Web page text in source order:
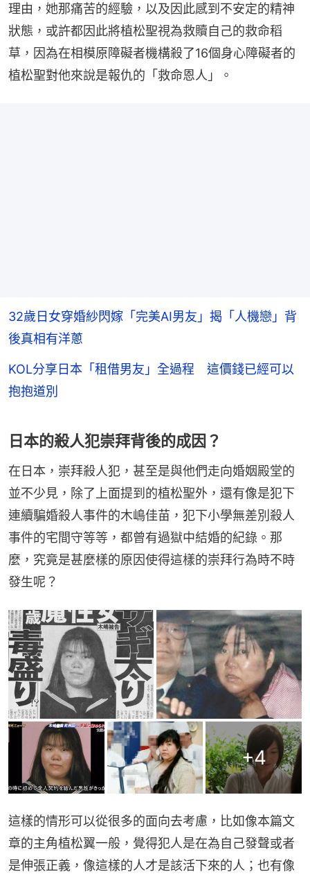
理由，她那痛苦的經驗，以及因此感到不安定的精神
狀態，或許都因此將植松聖視為救贖自己的救命稻
草，因為在相模原障礙者機構殺了16個身心障礙者的
植松聖對他來說是報仇的「救命恩人」。
32歲日女穿婚紗閃嫁「完美AI男友」揭「人機戀」背
後真相有洋蔥
KOL分享日本「租借男友」全過程 這價錢已經可以
抱抱道別
日本的殺人犯崇拜背後的成因？
在日本，崇拜殺人犯，甚至是與他們走向婚姻殿堂的
並不少見，除了上面提到的植松聖外，還有像是犯下
連續騙婚殺人事件的木嶋佳苗，犯下小學無差別殺人
事件的宅間守等等，都曾有過獄中結婚的紀錄。那
麼，究竟是甚麼樣的原因使得這樣的崇拜行為時不時
發生呢？
+4
這樣的情形可以從很多的面向去考慮，比如像本篇文
章的主角植松翼一般，覺得犯人是在為自己發聲或者
是伸張正義，像這樣的人才是該活下來的人；也有像